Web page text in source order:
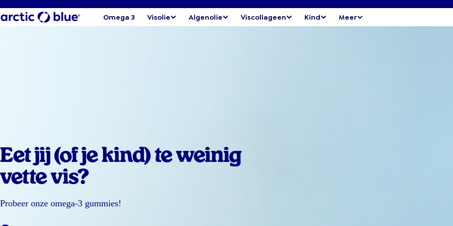
Omega 3 Visolie Algenolie Viscollageen Kind Meer
Eet jij (of je kind) te weinig
vette vis?
Probeer onze omega-3 gummies!